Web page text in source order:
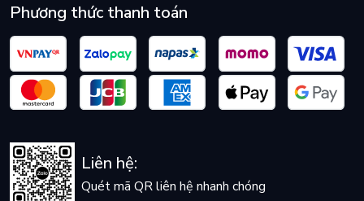
Phương thức thanh toán
Liên hệ:
Quét mã QR liên hệ nhanh chóng